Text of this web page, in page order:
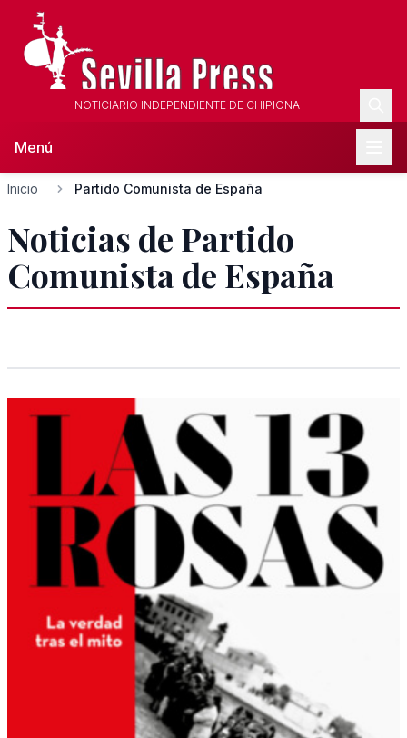
NOTICIARIO INDEPENDIENTE DE CHIPIONA
Menú
Inicio Partido Comunista de España
Noticias de Partido
Comunista de España